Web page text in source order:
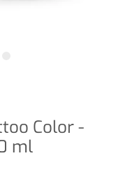
Color -
ml